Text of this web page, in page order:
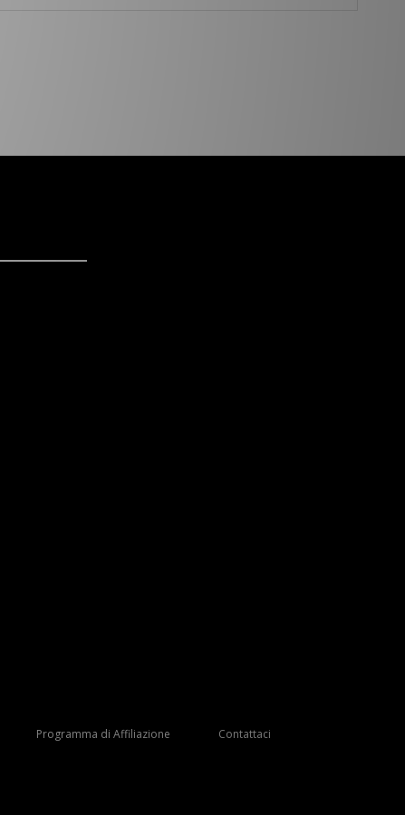
Programma di Affiliazione Contattaci